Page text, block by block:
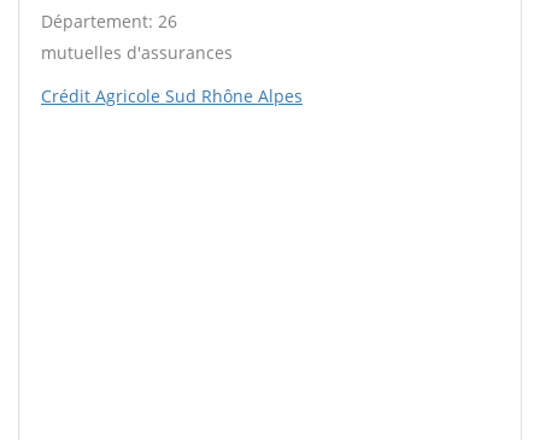
Département: 26
mutuelles d'assurances
Crédit Agricole Sud Rhône Alpes